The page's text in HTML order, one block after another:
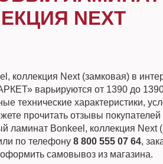
NEXT
коллекция Next (замковая) в
варьируются от 1390 до
технические характеристики,
прочитать отзывы покупателей
ламинат Bonkeel, коллекция Next
по телефону 8 800 555 07 64,
самовывоз из магазина.